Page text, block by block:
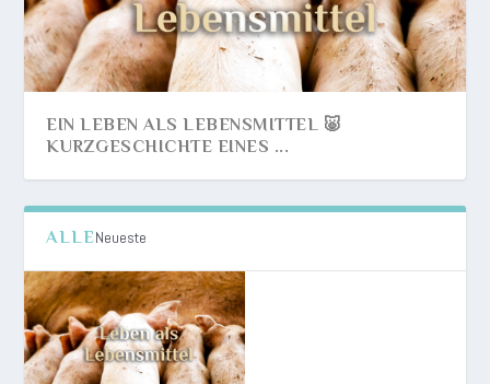
EIN LEBEN ALS LEBENSMITTEL 🐷
KURZGESCHICHTE EINES ...
ALLENeueste